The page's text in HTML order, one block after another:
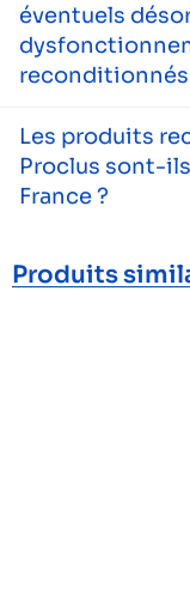
éventuels
reconditionnés
Les produits
Proclus sont-
France ?
Produits